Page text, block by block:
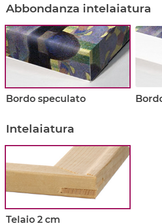
Abbondanza intelaiatura
Bordo speculato
Intelaiatura
Telaio 2 cm